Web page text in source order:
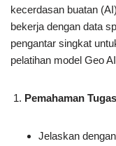
kecerdasan buatan
bekerja dengan data
pengantar singkat
pelatihan model Geo
Pemahaman
Jelaskan